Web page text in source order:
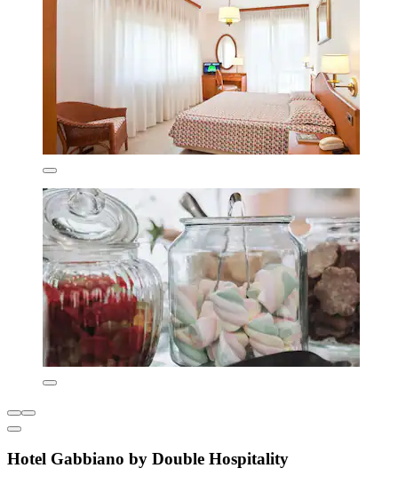
Hotel Gabbiano by Double Hospitality